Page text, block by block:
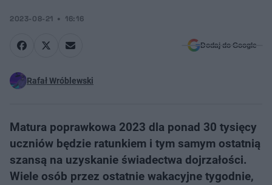
2023-08-21 16:16
Dodaj do Google
Rafał Wróblewski
Matura poprawkowa 2023 dla ponad 30 tysięcy
uczniów będzie ratunkiem i tym samym ostatnią
szansą na uzyskanie świadectwa dojrzałości.
Wiele osób przez ostatnie wakacyjne tygodnie,